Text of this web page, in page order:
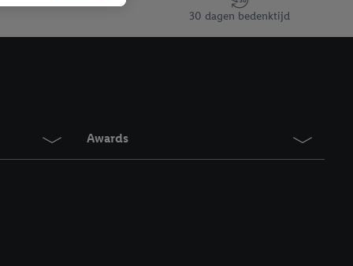
30 dagen bedenktijd
Awards
te plaatsen
verschillende
kunnen worden
vergelijkbare
in te